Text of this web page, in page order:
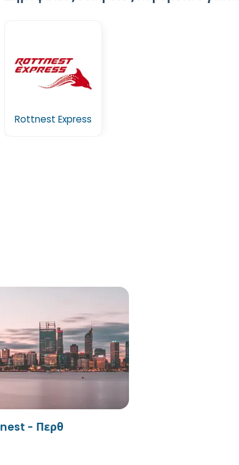
Rottnest Express
- Περθ